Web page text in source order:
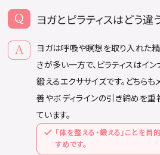
ヨガとピラティスはどう違
ヨガは呼吸や瞑想を取り入れた
きが多い一方で、ピラティスはイ
鍛えるエクササイズです。どちらも
善やボディラインの引き締めを
ています。
「体を整える・鍛える」ことを
すめです。